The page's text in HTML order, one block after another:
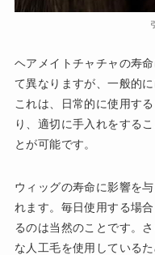
ヘアメイトチャチャの寿
て異なりますが、一般的
これは、日常的に使用す
り、適切に手入れをする
とが可能です。
ウィッグの寿命に影響を
れます。毎日使用する場
るのは当然のことです。
な人工毛を使用している